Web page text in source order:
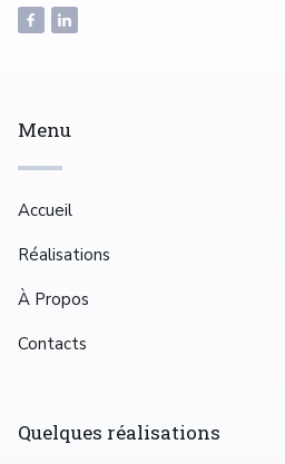
Menu
Accueil
Réalisations
À Propos
Contacts
Quelques réalisations